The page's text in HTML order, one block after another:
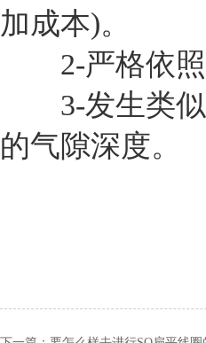
加成本)。
2-严格依照
3-发生类似
的气隙深度。